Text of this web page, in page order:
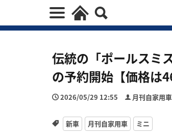
伝統の「ポールスミ
の予約開始【価格は
2026/05/29 12:55 月刊自家用
新車 月刊自家用車 ミニ